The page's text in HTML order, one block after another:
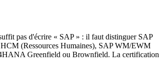
pas d'écrire « SAP » : il faut distinguer SAP
(Ressources Humaines), SAP WM/EWM
Greenfield ou Brownfield. La certification